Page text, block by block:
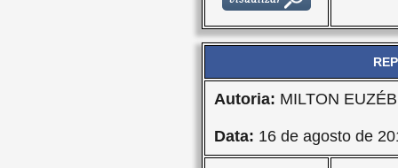
Autoria: MILTON
Data: 16 de agosto de